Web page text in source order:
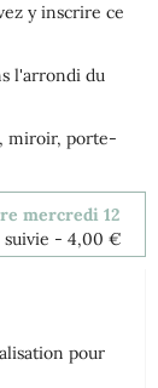
y inscrire ce
l'arrondi du
miroir, porte-
mercredi 12
- 4,00 €
pour